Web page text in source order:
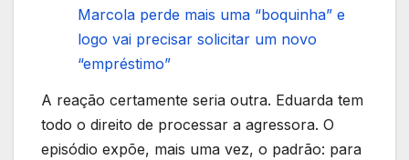
Marcola perde mais uma “boquinha” e
logo vai precisar solicitar um novo
“empréstimo”
A reação certamente seria outra. Eduarda tem
todo o direito de processar a agressora. O
episódio expõe, mais uma vez, o padrão: para